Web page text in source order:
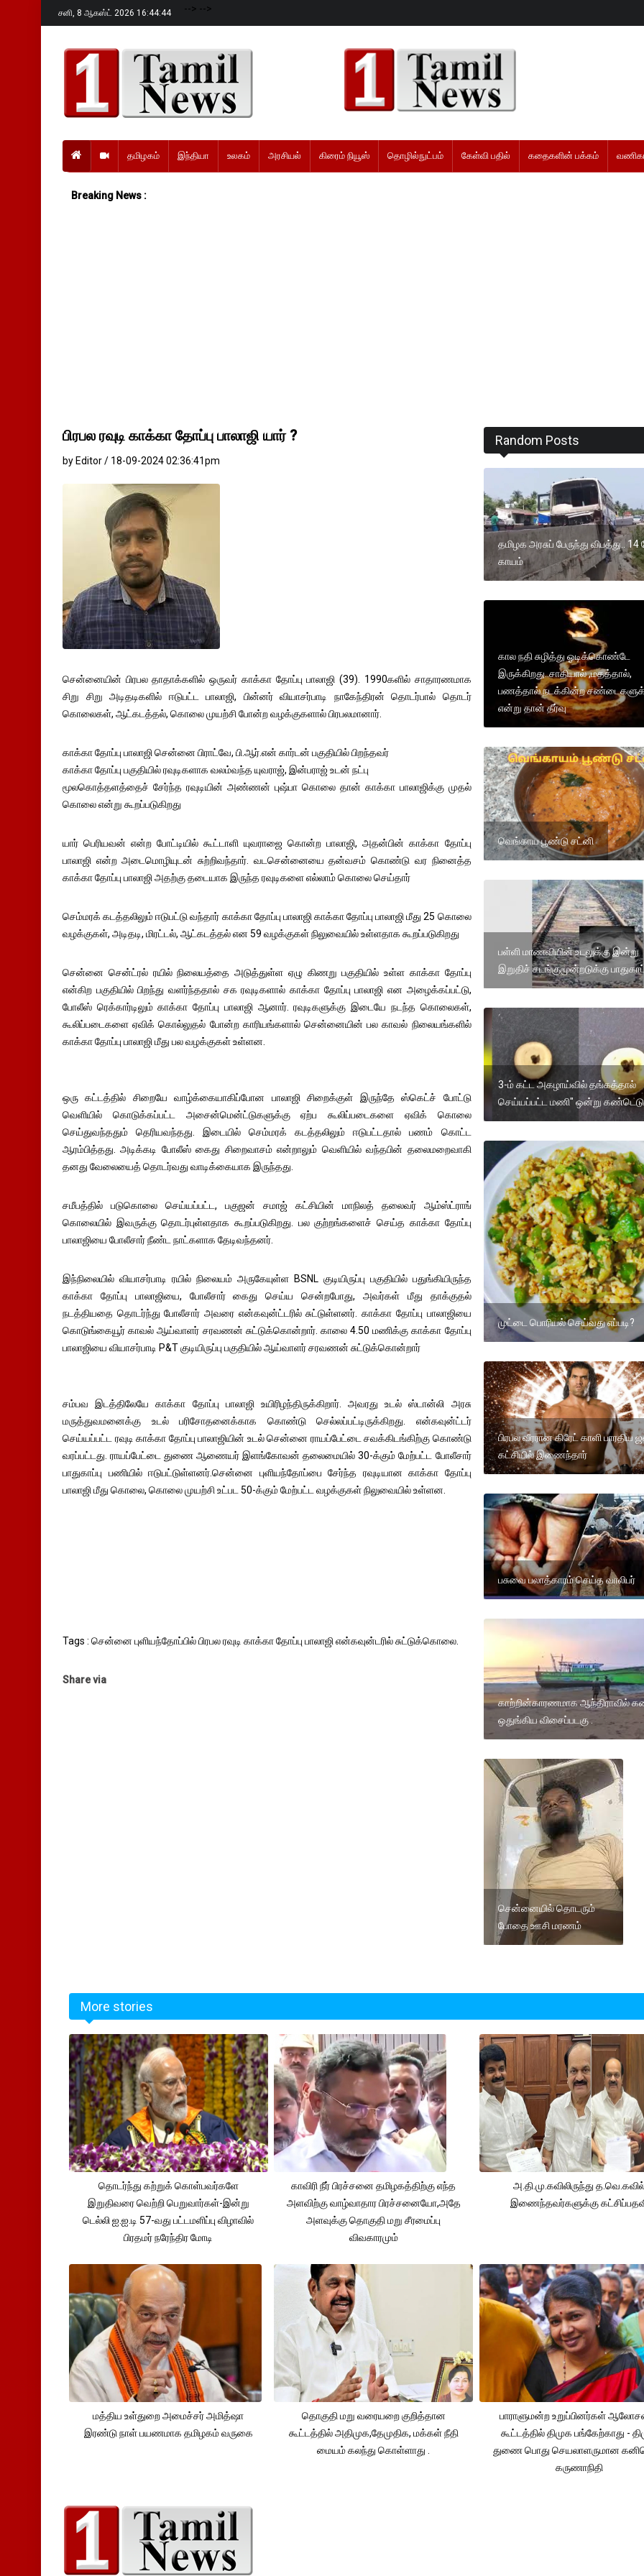
சனி, 8 ஆகஸ்ட் 2026 16:44:45 --> -->
தமிழகம் இந்தியா உலகம் அரசியல் கிரைம் நியூஸ் தொழில்நுட்பம் கேள்வி பதில் கதைகளின் பக்கம்
Breaking News :
பிரபல ரவுடி காக்கா தோப்பு பாலாஜி யார் ?
by Editor / 18-09-2024 02:36:41pm
சென்னையின் பிரபல தாதாக்களில் ஒருவர் காக்கா தோப்பு பாலாஜி (39). 1990களில் சாதாரணமாக
சிறு சிறு அடிதடிகளில் ஈடுபட்ட பாலாஜி, பின்னர் வியாசர்பாடி நாகேந்திரன் தொடர்பால் தொடர்
கொலைகள், ஆட்கடத்தல், கொலை முயற்சி போன்ற வழக்குகளால் பிரபலமானார்.
காக்கா தோப்பு பாலாஜி சென்னை பிராட்வே, பி.ஆர்.என் கார்டன் பகுதியில் பிறந்தவர்
காக்கா தோப்பு பகுதியில் ரவுடிகளாக வலம்வந்த யுவராஜ், இன்பராஜ் உடன் நட்பு
மூலகொத்தளத்தைச் சேர்ந்த ரவுடியின் அண்ணன் புஷ்பா கொலை தான் காக்கா பாலாஜிக்கு முதல்
கொலை என்று கூறப்படுகிறது
யார் பெரியவன் என்ற போட்டியில் கூட்டாளி யுவராஜை கொன்ற பாலாஜி, அதன்பின் காக்கா தோப்பு
பாலாஜி என்ற அடைமொழியுடன் சுற்றிவந்தார். வடசென்னையை தன்வசம் கொண்டு வர நினைத்த
காக்கா தோப்பு பாலாஜி அதற்கு தடையாக இருந்த ரவுடிகளை எல்லாம் கொலை செய்தார்
செம்மரக் கடத்தலிலும் ஈடுபட்டு வந்தார் காக்கா தோப்பு பாலாஜி காக்கா தோப்பு பாலாஜி மீது 25 கொலை
வழக்குகள், அடிதடி, மிரட்டல், ஆட்கடத்தல் என 59 வழக்குகள் நிலுவையில் உள்ளதாக கூறப்படுகிறது
சென்னை சென்ட்ரல் ரயில் நிலையத்தை அடுத்துள்ள ஏழு கிணறு பகுதியில் உள்ள காக்கா தோப்பு
என்கிற பகுதியில் பிறந்து வளர்ந்ததால் சக ரவுடிகளால் காக்கா தோப்பு பாலாஜி என அழைக்கப்பட்டு,
போலீஸ் ரெக்கார்டிலும் காக்கா தோப்பு பாலாஜி ஆனார். ரவுடிகளுக்கு இடையே நடந்த கொலைகள்,
கூலிப்படைகளை ஏவிக் கொல்லுதல் போன்ற காரியங்களால் சென்னையின் பல காவல் நிலையங்களில்
காக்கா தோப்பு பாலாஜி மீது பல வழக்குகள் உள்ளன.
ஒரு கட்டத்தில் சிறையே வாழ்க்கையாகிப்போன பாலாஜி சிறைக்குள் இருந்தே ஸ்கெட்ச் போட்டு
வெளியில் கொடுக்கப்பட்ட அசைன்மென்ட்டுகளுக்கு ஏற்ப கூலிப்படைகளை ஏவிக் கொலை
செய்துவந்ததும் தெரியவந்தது. இடையில் செம்மரக் கடத்தலிலும் ஈடுபட்டதால் பணம் கொட்ட
ஆரம்பித்தது. அடிக்கடி போலீஸ் கைது சிறைவாசம் என்றாலும் வெளியில் வந்தபின் தலைமறைவாகி
தனது வேலையைத் தொடர்வது வாடிக்கையாக இருந்தது.
சமீபத்தில் படுகொலை செய்யப்பட்ட, பகுஜன் சமாஜ் கட்சியின் மாநிலத் தலைவர் ஆம்ஸ்ட்ராங்
கொலையில் இவருக்கு தொடர்புள்ளதாக கூறப்படுகிறது. பல குற்றங்களைச் செய்த காக்கா தோப்பு
பாலாஜியை போலீசார் நீண்ட நாட்களாக தேடிவந்தனர்.
இந்நிலையில் வியாசர்பாடி ரயில் நிலையம் அருகேயுள்ள BSNL குடியிருப்பு பகுதியில் பதுங்கியிருந்த
காக்கா தோப்பு பாலாஜியை, போலீசார் கைது செய்ய சென்றபோது, அவர்கள் மீது தாக்குதல்
நடத்தியதை தொடர்ந்து போலீசார் அவரை என்கவுன்ட்டரில் சுட்டுள்ளனர். காக்கா தோப்பு பாலாஜியை
கொடுங்கையூர் காவல் ஆய்வாளர் சரவணன் சுட்டுக்கொன்றார். காலை 4.50 மணிக்கு காக்கா தோப்பு
பாலாஜியை வியாசர்பாடி P&T குடியிருப்பு பகுதியில் ஆய்வாளர் சரவணன் சுட்டுக்கொன்றார்
சம்பவ இடத்திலேயே காக்கா தோப்பு பாலாஜி உயிரிழந்திருக்கிறார். அவரது உடல் ஸ்டான்லி அரசு
மருத்துவமனைக்கு உடல் பரிசோதனைக்காக கொண்டு செல்லப்பட்டிருக்கிறது. என்கவுன்ட்டர்
செய்யப்பட்ட ரவுடி காக்கா தோப்பு பாலாஜியின் உடல் சென்னை ராயப்பேட்டை சவக்கிடங்கிற்கு கொண்டு
வரப்பட்டது. ராயப்பேட்டை துணை ஆணையர் இளங்கோவன் தலைமையில் 30-க்கும் மேற்பட்ட போலீசார்
பாதுகாப்பு பணியில் ஈடுபட்டுள்ளனர்.சென்னை புளியந்தோப்பை சேர்ந்த ரவுடியான காக்கா தோப்பு
பாலாஜி மீது கொலை, கொலை முயற்சி உட்பட 50-க்கும் மேற்பட்ட வழக்குகள் நிலுவையில் உள்ளன.
Tags : சென்னை புளியந்தோப்பில் பிரபல ரவுடி காக்கா தோப்பு பாலாஜி என்கவுன்டரில் சுட்டுக்கொலை.
Share via
Random Posts
தமிழக அரசுப் பேருந்து விபத்து.. 14
காயம்
கால நதி சுழித்து ஓடிக்கொண்டே
இருக்கிறது..சாதியால் ,மதத்தால்,
பணத்தால் நடக்கின்ற
என்று தான் தீர்வு
வெங்காய பூண்டு சட்னி
பள்ளி மாணவியின் உடலுக்கு இன்று
இறுதிச் சடங்குமூன்றடுக்கு
3-ம் கட்ட அகழாய்வில் தங்கத்தால்
செய்யப்பட்ட மணி" ஒன்று
முட்டை பொரியல் செய்வது எப்படி?
பிரபல வீரரான கிரேட் காளி பாரதிய
கட்சியில் இணைந்தார்
பசுவை பலாத்காரம் செய்த வாலிபர்
காற்றின்காரணமாக ஆந்திராவில்
ஒதுங்கிய விசைப்படகு .
சென்னையில் தொடரும்
போதை ஊசி மரணம்
More stories
தொடர்ந்து கற்றுக் கொள்பவர்களே
இறுதிவரை வெற்றி பெறுவார்கள்-இன்று
டெல்லி ஐ.ஐ.டி 57-வது பட்டமளிப்பு விழாவில்
பிரதமர் நரேந்திர மோடி
காவிரி நீர் பிரச்சனை தமிழகத்திற்கு எந்த
அளவிற்கு வாழ்வாதார பிரச்சனையோ,அதே
அளவுக்கு தொகுதி மறு சீரமைப்பு
விவகாரமும்
அ.தி.மு.கவிலிருந்து
இணைந்தவர்களுக்கு
மத்திய உள்துறை அமைச்சர் அமித்ஷா
இரண்டு நாள் பயணமாக தமிழகம் வருகை
தொகுதி மறு வரையறை குறித்தான
கூட்டத்தில் அதிமுக,தேமுதிக, மக்கள் நீதி
மையம் கலந்து கொள்ளாது .
பாராளுமன்ற உறுப்பினர்கள்
கூட்டத்தில் திமுக பங்கேற்காது -
துணை பொது செயலாளருமான
கருணாநிதி